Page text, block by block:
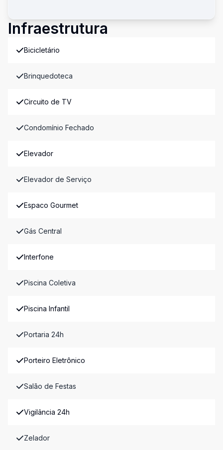
Infraestrutura
Bicicletário
Brinquedoteca
Circuito de TV
Condomínio Fechado
Elevador
Elevador de Serviço
Espaco Gourmet
Gás Central
Interfone
Piscina Coletiva
Piscina Infantil
Portaria 24h
Porteiro Eletrônico
Salão de Festas
Vigilância 24h
Zelador